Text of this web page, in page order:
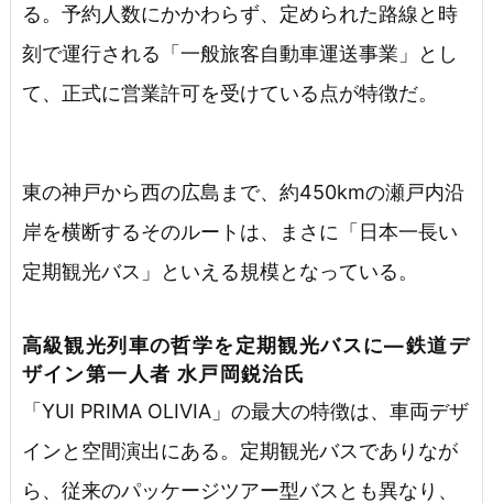
る。予約人数にかかわらず、定められた路線と時
刻で運行される「一般旅客自動車運送事業」とし
て、正式に営業許可を受けている点が特徴だ。
東の神戸から西の広島まで、約450kmの瀬戸内沿
岸を横断するそのルートは、まさに「日本一長い
定期観光バス」といえる規模となっている。
高級観光列車の哲学を定期観光バスに―鉄道デ
ザイン第一人者 水戸岡鋭治氏
「YUI PRIMA OLIVIA」の最大の特徴は、車両デザ
インと空間演出にある。定期観光バスでありなが
ら、従来のパッケージツアー型バスとも異なり、